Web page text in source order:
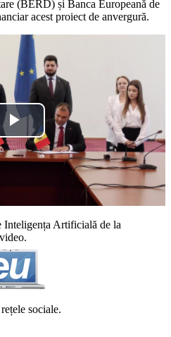
(BERD) și Banca Europeană de
acest proiect de anvergură.
Play
Video
Inteligența Artificială de la
sociale.